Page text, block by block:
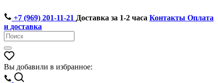
+7 (969) 201-11-21 Доставка за 1-2 часа Контакты Оплата
и доставка
Вы добавили в избранное: